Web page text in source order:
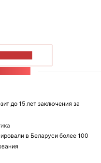
до 15 лет заключения за
в Беларуси более 100